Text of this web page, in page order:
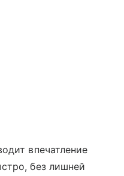
впечатление
без лишней